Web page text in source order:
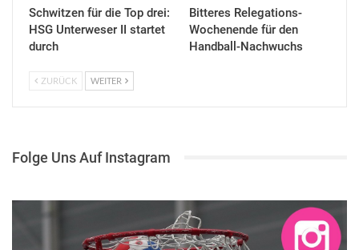
Schwitzen für die Top drei:
HSG Unterweser II startet
durch
Bitteres Relegations-
Wochenende für den
Handball-Nachwuchs
ZURÜCK WEITER
Folge Uns Auf Instagram